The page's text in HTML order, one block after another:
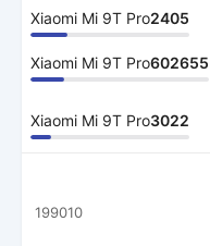
Xiaomi Mi 9T Pro2405
Xiaomi Mi 9T Pro602655
Xiaomi Mi 9T Pro3022
199010